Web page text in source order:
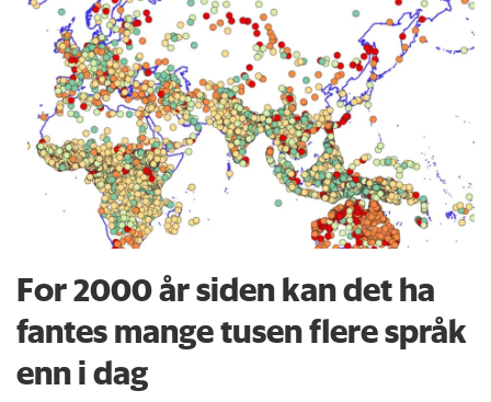
For 2000 år siden kan det ha
fantes mange tusen flere språk
enn i dag